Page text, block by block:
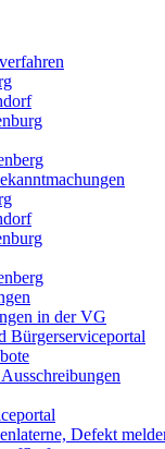
in der VG
Bürgerserviceportal
Defekt